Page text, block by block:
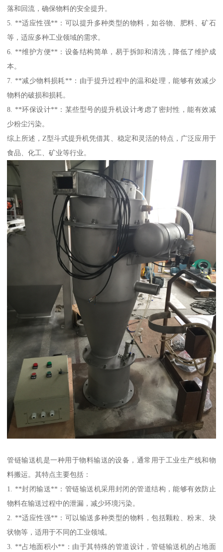
落和回流，确保物料的安全提升。
5. **适应性强**：可以提升多种类型的物料，如谷物、肥料、矿石
等，适应多种工业领域的需求。
6. **维护方便**：设备结构简单，易于拆卸和清洗，降低了维护成
本。
7. **减少物料损耗**：由于提升过程中的温和处理，能够有效减少
物料的破损和损耗。
8. **环保设计**：某些型号的提升机设计考虑了密封性，能有效减
少粉尘污染。
综上所述，Z型斗式提升机凭借其、稳定和灵活的特点，广泛应用于
食品、化工、矿业等行业。
管链输送机是一种用于物料输送的设备，通常用于工业生产线和物
料搬运。其特点主要包括：
1. **封闭输送**：管链输送机采用封闭的管道结构，能够有效防止
物料在输送过程中的泄漏，减少环境污染。
2. **适应性强**：可以输送多种类型的物料，包括颗粒、粉末、块
状物等，适用于不同的工业领域。
3. **占地面积小**：由于其特殊的管道设计，管链输送机的占地面